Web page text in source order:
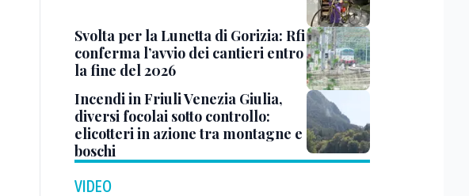
Svolta per la Lunetta di Gorizia: Rfi
conferma l’avvio dei cantieri entro
la fine del 2026
Incendi in Friuli Venezia Giulia,
diversi focolai sotto controllo:
elicotteri in azione tra montagne e
boschi
VIDEO